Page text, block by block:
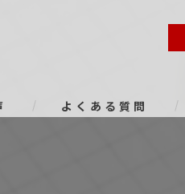
よくある質問